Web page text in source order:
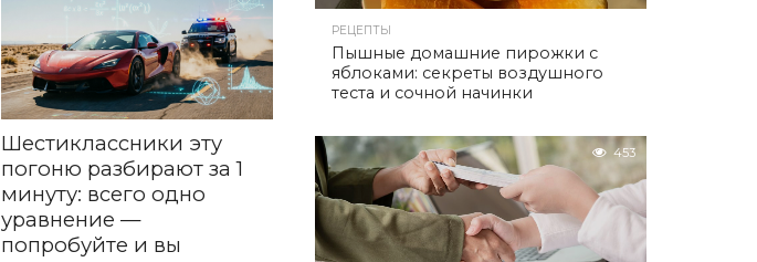
предложили выяснить, «сколько
стоит...
Шестиклассники эту
погоню разбирают за 1
минуту: всего одно
уравнение —
попробуйте и вы
РЕЦЕПТЫ
Пышные домашние пирожки с
яблоками: секреты воздушного
теста и сочной начинки
453